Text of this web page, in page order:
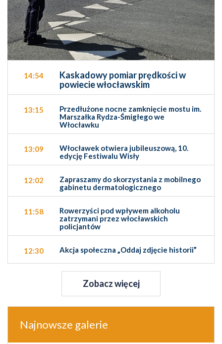
14:54
Kaskadowy pomiar prędkości w
powiecie włocławskim
13:15
Przedłużone nocne zamknięcie mostu im.
Marszałka Rydza-Śmigłego we
Włocławku
13:09
Włocławek otwiera jubileuszową, 10.
edycję Festiwalu Wisły
12:02
Zapraszamy do skorzystania z mobilnego
gabinetu dermatologicznego
11:58
Rowerzyści pod wpływem alkoholu
zatrzymani przez włocławskich
policjantów
12:30 Akcja społeczna „Oddaj zdjęcie historii”
Zobacz więcej
Najnowsze galerie